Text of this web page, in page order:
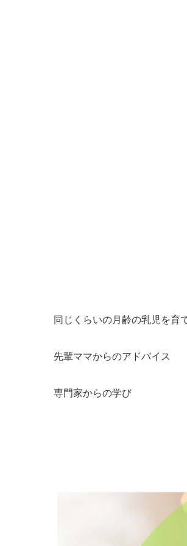
同じくらいの月齢の乳児を育
先輩ママからのアドバイス
専門家からの学び